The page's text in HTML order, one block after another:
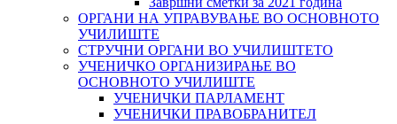
ОРГАНИ НА УПРАВУВАЊЕ ВО ОСНОВНОТО
УЧИЛИШТЕ
СТРУЧНИ ОРГАНИ ВО УЧИЛИШТЕТО
УЧЕНИЧКО ОРГАНИЗИРАЊЕ ВО
ОСНОВНОТО УЧИЛИШТЕ
УЧЕНИЧКИ ПАРЛАМЕНТ
УЧЕНИЧКИ ПРАВОБРАНИТЕЛ